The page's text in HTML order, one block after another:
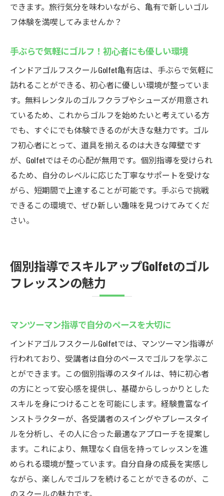
できます。旅行気分を味わいながら、亀有で新しいゴル
フ体験を満喫してみませんか？
手ぶらで気軽にゴルフ！初心者にも優しい環境
インドアゴルフスクールGolfet亀有店は、手ぶらで気軽に
訪れることができる、初心者に優しい環境が整っていま
す。無料レンタルのゴルフクラブやシューズが用意され
ているため、これからゴルフを始めたいと考えている方
でも、すぐにでも体験できるのが大きな魅力です。ゴル
フ初心者にとって、道具を揃えるのは大きな障壁です
が、Golfetではその心配が無用です。個別指導を受けられ
るため、自分のレベルに応じた丁寧なサポートを受けな
がら、短期間で上達することが可能です。手ぶらで挑戦
できるこの環境で、ぜひ新しい趣味を見つけてみてくだ
さい。
個別指導でスキルアップGolfetのゴル
フレッスンの魅力
マンツーマン指導で自分のペースを大切に
インドアゴルフスクールGolfetでは、マンツーマン指導が
行われており、受講者は自分のペースでゴルフを学ぶこ
とができます。この個別指導のスタイルは、特に初心者
の方にとって安心感を提供し、基礎からしっかりとした
スキルを身につけることを可能にします。経験豊富なイ
ンストラクターが、各受講者のスイングやプレースタイ
ルを分析し、その人に合った最適なアプローチを提案し
ます。これにより、無理なく自信を持ってレッスンを進
められる環境が整っています。自分自身の成長を実感し
ながら、楽しんでゴルフを続けることができるのが、こ
のスクールの魅力です。